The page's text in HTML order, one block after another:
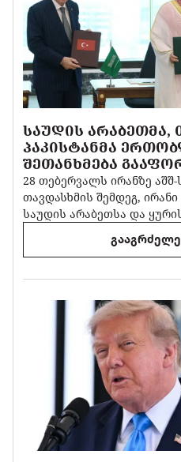
ᲡᲐᲣᲓᲘᲡ ᲐᲠᲐᲑᲔᲗᲛᲐ,
ᲞᲐᲙᲘᲡᲢᲐᲜᲛᲐ
ᲨᲔᲗᲐᲜᲮᲛᲔᲑᲐ
28 თებერვალს ირანზე
თავდასხმის შემდეგ,
საუდის არაბეთსა და